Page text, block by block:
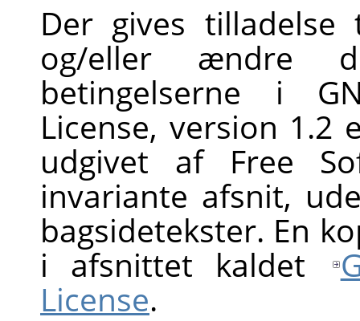
Der gives
og/eller ændre
betingelserne i
License, version 1.2
udgivet af Free
invariante afsnit,
bagsidetekster. En
i afsnittet kaldet
License.